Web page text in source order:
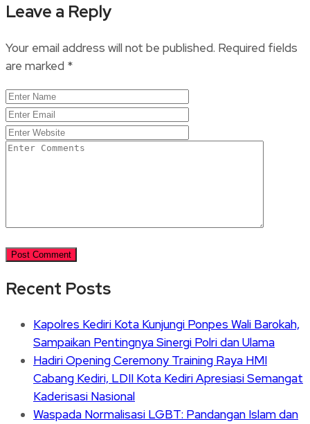
Leave a Reply
Your email address will not be published. Required fields
are marked *
Recent Posts
Kapolres Kediri Kota Kunjungi Ponpes Wali Barokah,
Sampaikan Pentingnya Sinergi Polri dan Ulama
Hadiri Opening Ceremony Training Raya HMI
Cabang Kediri, LDII Kota Kediri Apresiasi Semangat
Kaderisasi Nasional
Waspada Normalisasi LGBT: Pandangan Islam dan